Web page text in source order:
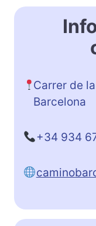
Carrer de
Barcelona
+34 934